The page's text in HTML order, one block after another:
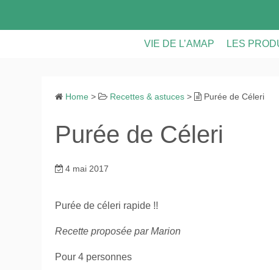
VIE DE L’AMAP
CONTRATS & FICHE
ASSEMBLEES GENERALES
LES
VIE DE LA
Home > Recettes & astuces > Purée de Céleri
Purée de Céleri
4 mai 2017
Purée de céleri rapide !!
Recette proposée par Marion
Pour 4 personnes